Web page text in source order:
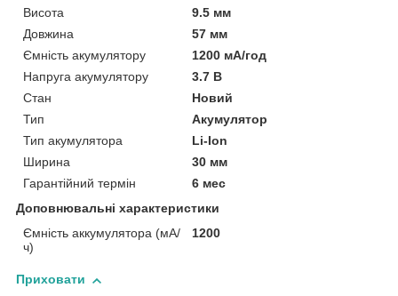
Висота
9.5 мм
Довжина
57 мм
Ємність акумулятору
1200 мА/год
Напруга акумулятору
3.7 В
Стан
Новий
Тип
Акумулятор
Тип акумулятора
Li-Ion
Ширина
30 мм
Гарантійний термін
6 мес
Доповнювальні характеристики
Ємність аккумулятора (мА/
ч)
1200
Приховати